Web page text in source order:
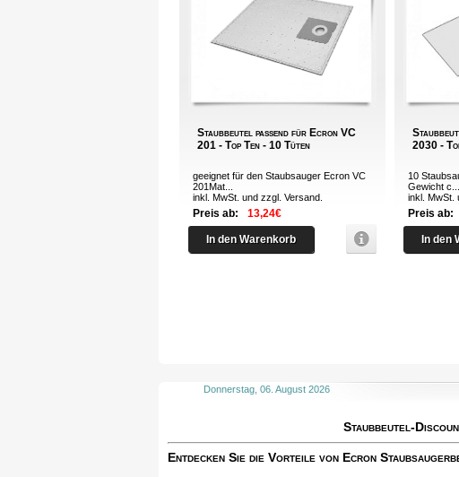
Staubbeutel passend für Ecron VC
201 - Top Ten - 10 Tüten
geeignet für den Staubsauger Ecron VC
201Mat...
inkl. MwSt. und zzgl. Versand
Preis ab: 13,24€
In den Warenkorb
2030 -
10
Gewicht c...
inkl. MwSt.
Preis ab:
In den
Donnerstag, 06. August 2026
Staubbeutel-
Entdecken Sie die Vorteile von Ecron